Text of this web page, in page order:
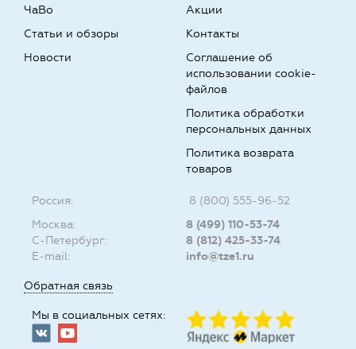
ЧаВо
Статьи и обзоры
Новости
Акции
Контакты
Соглашение об
использовании cookie-
файлов
Политика обработки
персональных данных
Политика возврата
товаров
Россия:
8 (800) 555-96-52
Москва:
8 (499) 110-53-74
С-Петербург:
8 (812) 425-33-74
E-mail:
info@tze1.ru
Обратная связь
Мы в социальных сетях: